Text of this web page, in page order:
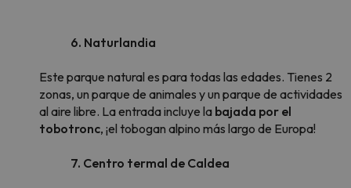
6. Naturlandia
Este parque natural es para todas las edades. Tienes 2
zonas, un parque de animales y un parque de actividades
al aire libre. La entrada incluye la bajada por el
tobotronc, ¡el tobogan alpino más largo de Europa!
7. Centro termal de Caldea